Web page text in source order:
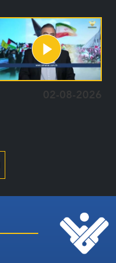
02-08-2026